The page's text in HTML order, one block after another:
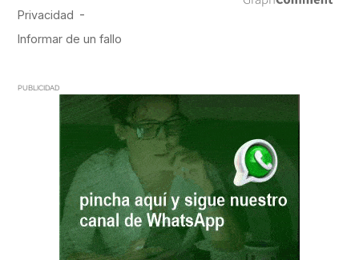
PUBLICIDAD